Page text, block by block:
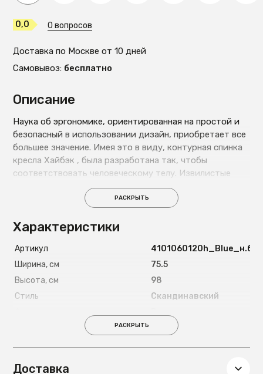
Описание
Наука об эргономике, ориентированная на простой и
безопасный в использовании дизайн, приобретает все
большее значение. Имея это в виду, контурная спинка
кресла Хайбэк , была разработана так, чтобы
соответствовать человеческому телу. Извилистые
линии кресла повторяют изгибы позвоночника, а
органичные линии ножек и плавные скульптурные
спинки, были вдохновлены формированием и
деревьев. Натуральные материалы, органическая
форма и непревзойденный внешний вид позволяют
креслу сочетаться и даже дополнять практически
РАСКРЫТЬ
Характеристики
Артикул
4101060120h_Blue_н.бук
Ширина, см
75.5
Высота, см
98
Стиль
Скандинавский
Высота сиденья, см
Страна
РАСКРЫТЬ
Доставка
0,0 0 вопросов
Доставка по Москве от 10 дней
Самовывоз: бесплатно